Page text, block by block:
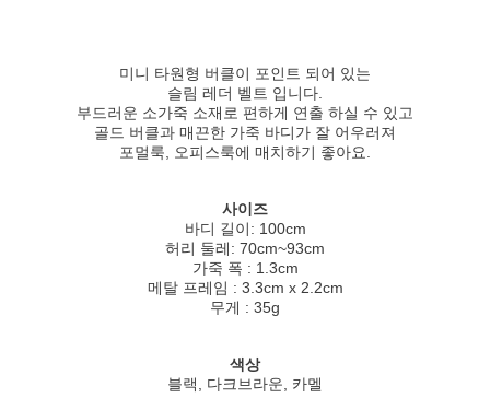
미니 타원형 버클이 포인트 되어 있는
슬림 레더 벨트 입니다.
부드러운 소가죽 소재로 편하게 연출 하실 수 있고
골드 버클과 매끈한 가죽 바디가 잘 어우러져
포멀룩, 오피스룩에 매치하기 좋아요.
사이즈
바디 길이: 100cm
허리 둘레: 70cm~93cm
가죽 폭 : 1.3cm
메탈 프레임 : 3.3cm x 2.2cm
무게 : 35g
색상
블랙, 다크브라운, 카멜